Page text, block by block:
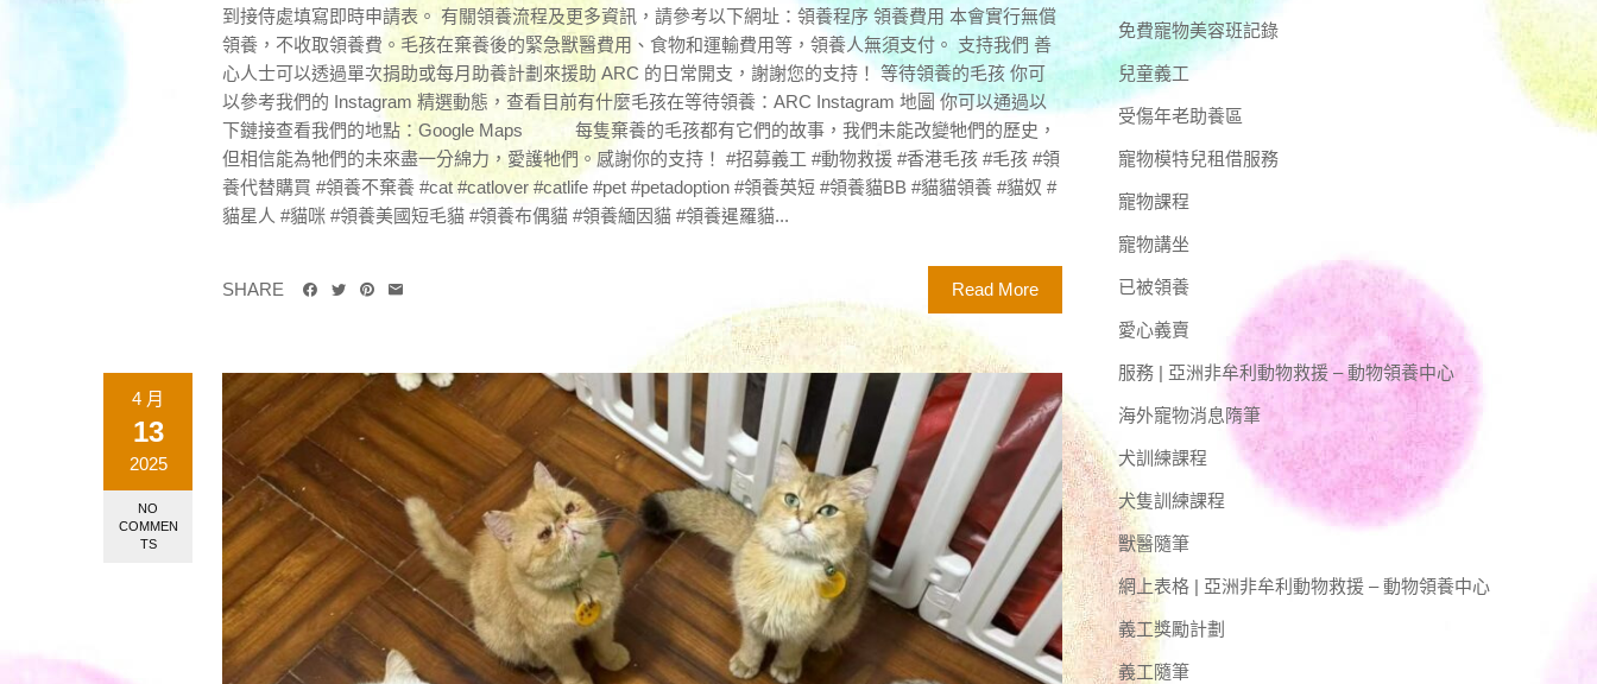
到接侍處填寫即時申請表。 有關領養流程及更多資訊，請參考以下網址：領養程序 領養費用 本會實行無償
領養，不收取領養費。毛孩在棄養後的緊急獸醫費用、食物和運輸費用等，領養人無須支付。 支持我們 善
心人士可以透過單次捐助或每月助養計劃來援助 ARC 的日常開支，謝謝您的支持！ 等待領養的毛孩 你可
以參考我們的 Instagram 精選動態，查看目前有什麼毛孩在等待領養：ARC Instagram 地圖 你可以通過以
下鏈接查看我們的地點：Google Maps 每隻棄養的毛孩都有它們的故事，我們未能改變牠們的歷史，
但相信能為牠們的未來盡一分綿力，愛護牠們。感謝你的支持！ #招募義工 #動物救援 #香港毛孩 #毛孩 #領
養代替購買 #領養不棄養 #cat #catlover #catlife #pet #petadoption #領養英短 #領養貓BB #貓貓領養 #貓奴 #
貓星人 #貓咪 #領養美國短毛貓 #領養布偶貓 #領養緬因貓 #領養暹羅貓...
Read More
SHARE
4 月
13
2025
NO
COMMEN
TS
免費寵物美容班記錄
兒童義工
受傷年老助養區
寵物模特兒租借服務
寵物課程
寵物講坐
已被領養
愛心義賣
服務 | 亞洲非牟利動物救援 – 動物領養中心
海外寵物消息隋筆
犬訓練課程
犬隻訓練課程
獸醫隨筆
網上表格 | 亞洲非牟利動物救援 – 動物領養中心
義工獎勵計劃
義工隨筆